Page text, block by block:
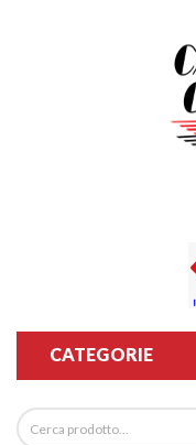
CATEGORIE